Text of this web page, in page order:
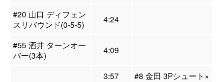
#20 山口 ディフェン
スリバウンド(0-5-5)
4:24
#55 酒井 ターンオー
バー(3本)
4:09
3:57
#8 金田 3Pシュート×